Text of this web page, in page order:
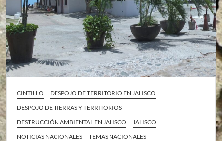
CINTILLO
DESPOJO DE TERRITORIO EN JALISCO
DESPOJO DE TIERRAS Y TERRITORIOS
DESTRUCCIÓN AMBIENTAL EN JALISCO
JALISCO
NOTICIAS NACIONALES
TEMAS NACIONALES